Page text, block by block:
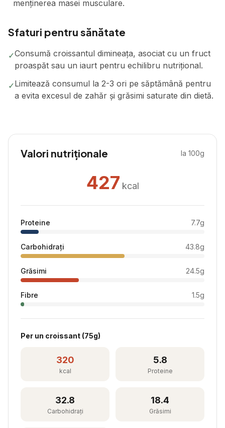
menținerea masei musculare.
Sfaturi pentru sănătate
✓Consumă croissantul dimineața, asociat cu un fruct
proaspăt sau un iaurt pentru echilibru nutrițional.
✓Limitează consumul la 2-3 ori pe săptămână pentru
a evita excesul de zahăr și grăsimi saturate din dietă.
Valori nutriționale la 100g
427 kcal
Proteine 7.7g
Carbohidrați 43.8g
Grăsimi 24.5g
Fibre 1.5g
Per un croissant (75g)
320
kcal
5.8
Proteine
32.8
Carbohidrați
18.4
Grăsimi